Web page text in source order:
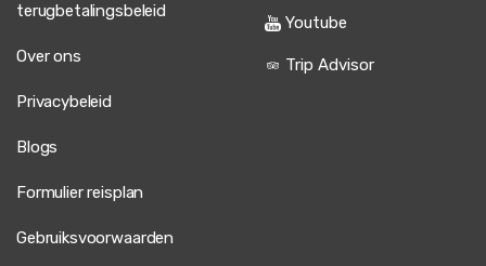
terugbetalingsbeleid
Over ons
Privacybeleid
Blogs
Formulier reisplan
Gebruiksvoorwaarden
Youtube
Trip Advisor